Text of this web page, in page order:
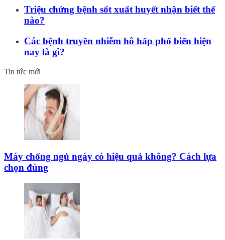
Triệu chứng bệnh sốt xuất huyết nhận biết thế
nào?
Các bệnh truyền nhiễm hô hấp phổ biến hiện
nay là gì?
Tin tức mới
Máy chống ngủ ngáy có hiệu quả không? Cách lựa
chọn đúng